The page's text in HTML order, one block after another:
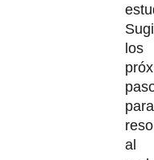
los
para
al